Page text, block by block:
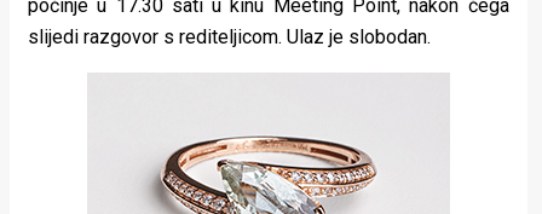
počinje u 17.30 sati u kinu Meeting Point, nakon čega
slijedi razgovor s rediteljicom. Ulaz je slobodan.